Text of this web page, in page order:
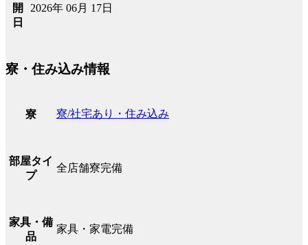
開
日
2026年 06月 17日
寮・住み込み情報
寮 寮/社宅あり・住み込み
部屋タイ
プ
全店舗寮完備
家具・備
品
家具・家電完備